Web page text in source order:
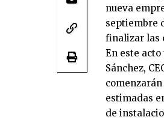
nueva
septiembre
finalizar las
En este
Sánchez,
estimadas
de